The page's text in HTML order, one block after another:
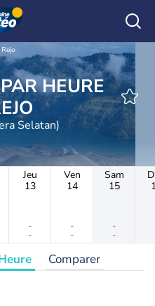
HEURE
Selatan)
Jeu
13
-
-
Ven
14
-
-
Sam
15
-
-
Comparer